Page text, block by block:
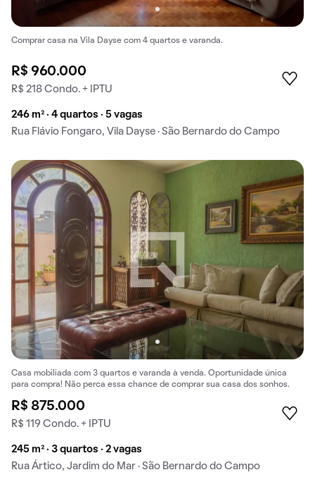
Comprar casa na Vila Dayse com 4 quartos e varanda.
R$ 960.000
R$ 218 Condo. + IPTU
246 m² · 4 quartos · 5 vagas
Rua Flávio Fongaro, Vila Dayse · São Bernardo do Campo
Casa mobiliada com 3 quartos e varanda à venda. Oportunidade única
para compra! Não perca essa chance de comprar sua casa dos sonhos.
R$ 875.000
R$ 119 Condo. + IPTU
245 m² · 3 quartos · 2 vagas
Rua Ártico, Jardim do Mar · São Bernardo do Campo